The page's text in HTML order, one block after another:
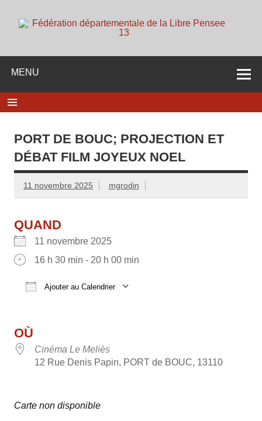
content
dieu ni maitre
MENU
PORT DE BOUC; PROJECTION ET
DÉBAT FILM JOYEUX NOEL
11 novembre 2025 mgrodin
QUAND
11 novembre 2025
16 h 30 min - 20 h 00 min
Ajouter au Calendrier
OÙ
Cinéma Le Meliès
12 Rue Denis Papin, PORT de BOUC, 13110
Carte non disponible